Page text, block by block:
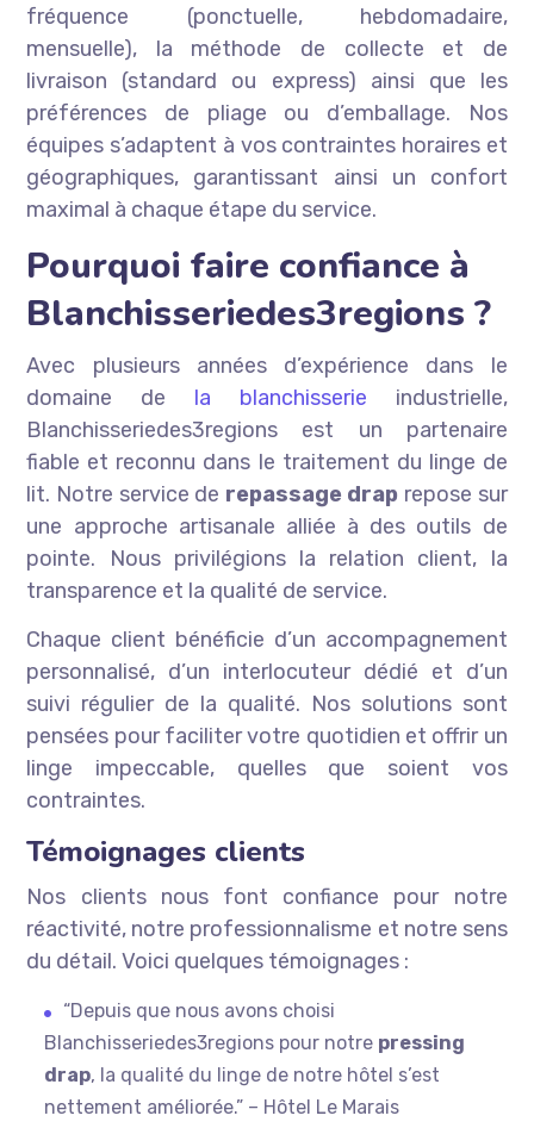
fréquence (ponctuelle, hebdomadaire,
mensuelle), la méthode de collecte et de
livraison (standard ou express) ainsi que les
préférences de pliage ou d’emballage. Nos
équipes s’adaptent à vos contraintes horaires et
géographiques, garantissant ainsi un confort
maximal à chaque étape du service.
Pourquoi faire confiance à
Blanchisseriedes3regions ?
Avec plusieurs années d’expérience dans le
domaine de la blanchisserie industrielle,
Blanchisseriedes3regions est un partenaire
fiable et reconnu dans le traitement du linge de
lit. Notre service de repassage drap repose sur
une approche artisanale alliée à des outils de
pointe. Nous privilégions la relation client, la
transparence et la qualité de service.
Chaque client bénéficie d’un accompagnement
personnalisé, d’un interlocuteur dédié et d’un
suivi régulier de la qualité. Nos solutions sont
pensées pour faciliter votre quotidien et offrir un
linge impeccable, quelles que soient vos
contraintes.
Témoignages clients
Nos clients nous font confiance pour notre
réactivité, notre professionnalisme et notre sens
du détail. Voici quelques témoignages :
“Depuis que nous avons choisi
Blanchisseriedes3regions pour notre pressing
drap, la qualité du linge de notre hôtel s’est
nettement améliorée.” – Hôtel Le Marais